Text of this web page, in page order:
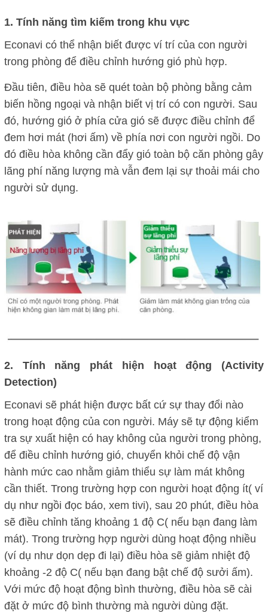
1. Tính năng tìm kiếm trong khu vực
Econavi có thể nhận biết được ví trí của con người
trong phòng để điều chỉnh hướng gió phù hợp.
Đầu tiên, điều hòa sẽ quét toàn bộ phòng bằng cảm
biến hồng ngoại và nhận biết vị trí có con người. Sau
đó, hướng gió ở phía cửa gió sẽ được điều chỉnh để
đem hơi mát (hơi ấm) về phía nơi con người ngồi. Do
đó điều hòa không cần đẩy gió toàn bộ căn phòng gây
lãng phí năng lượng mà vẫn đem lại sự thoải mái cho
người sử dụng.
2. Tính năng phát hiện hoạt động (Activity
Detection)
Econavi sẽ phát hiện được bất cứ sự thay đổi nào
trong hoạt động của con người. Máy sẽ tự động kiểm
tra sự xuất hiện có hay không của người trong phòng,
để điều chỉnh hướng gió, chuyển khỏi chế độ vận
hành mức cao nhằm giảm thiểu sự làm mát không
cần thiết. Trong trường hợp con người hoạt động ít( ví
dụ như ngồi đọc báo, xem tivi), sau 20 phút, điều hòa
sẽ điều chỉnh tăng khoảng 1 độ C( nếu bạn đang làm
mát). Trong trường hợp người dùng hoạt động nhiều
(ví dụ như dọn dẹp đi lại) điều hòa sẽ giảm nhiệt độ
khoảng -2 độ C( nếu bạn đang bật chế độ sưởi ấm).
Với mức độ hoạt động bình thường, điều hòa sẽ cài
đặt ở mức độ bình thường mà người dùng đặt.